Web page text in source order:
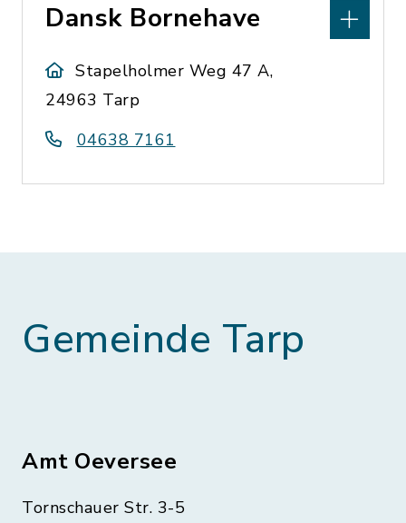
Dansk Bornehave
Stapelholmer Weg 47 A,
24963 Tarp
04638 7161
Gemeinde Tarp
Amt Oeversee
Tornschauer Str. 3-5